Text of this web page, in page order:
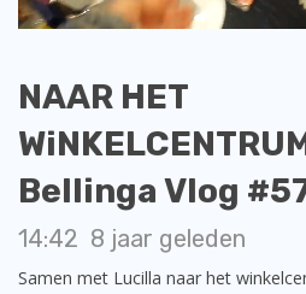
NAAR HET
WiNKELCENTRUM
Bellinga Vlog
14:42 8 jaar geleden
Samen met Lucilla naar het